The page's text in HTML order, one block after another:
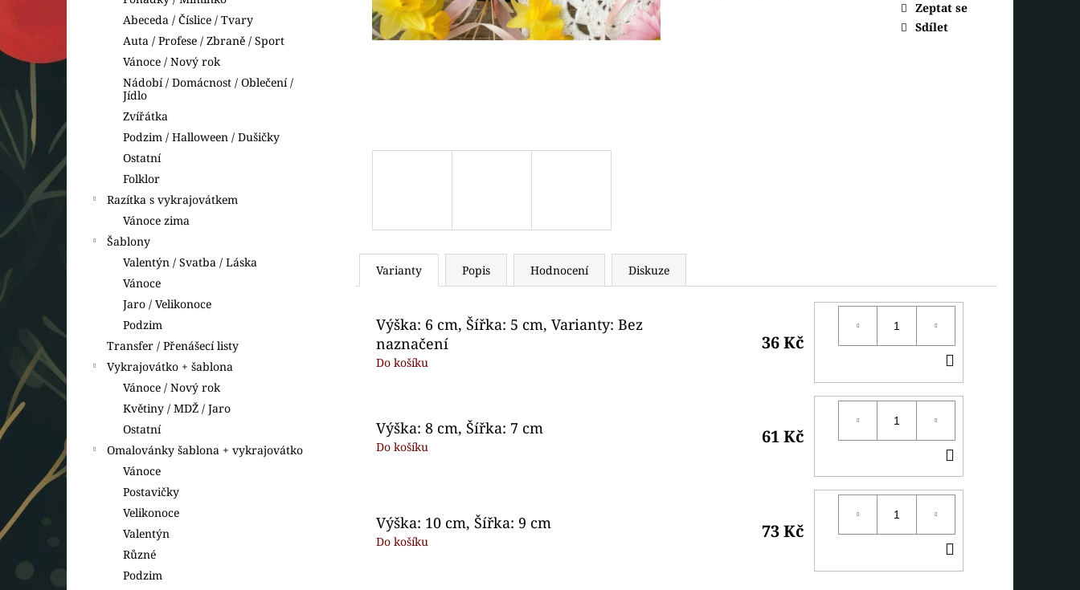
Abeceda / Číslice / Tvary
Auta / Profese / Zbraně / Sport
Vánoce / Nový rok
Nádobí / Domácnost / Oblečení /
Jídlo
Zvířátka
Podzim / Halloween / Dušičky
Ostatní
Folklor
Razítka s vykrajovátkem
Vánoce zima
Šablony
Valentýn / Svatba / Láska
Vánoce
Jaro / Velikonoce
Podzim
Transfer / Přenášecí listy
Vykrajovátko + šablona
Vánoce / Nový rok
Květiny / MDŽ / Jaro
Ostatní
Omalovánky šablona + vykrajovátko
Vánoce
Postavičky
Velikonoce
Valentýn
Různé
Podzim
Zeptat se
Sdílet
Varianty Popis Hodnocení Diskuze
Výška: 6 cm, Šířka: 5 cm, Varianty: Bez
naznačení
Do košíku
36 Kč
KOŠÍKU
Výška: 8 cm, Šířka: 7 cm
Do košíku 61 Kč
KOŠÍKU
Výška: 10 cm, Šířka: 9 cm
Do košíku 73 Kč
KOŠÍKU
VYKRAJOVÁTKA DINOSAUŘI
74 Kč
VYKRAJOVÁTKO SNĚHULÁK S ČEPICÍ
71 Kč
VYKRAJOVÁTKO MEDVÍDEK
89 Kč